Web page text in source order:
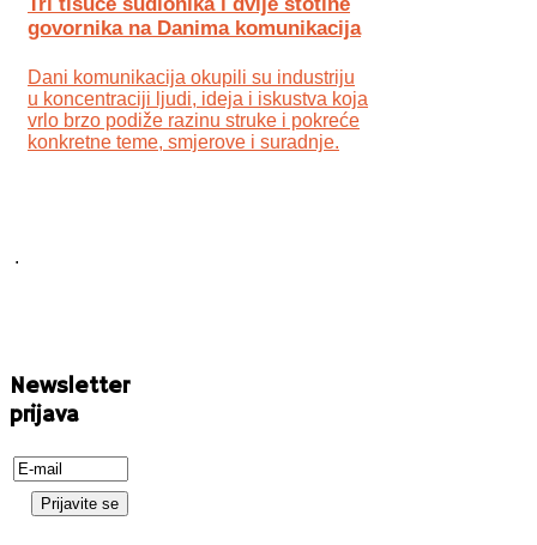
govornika na Danima komunikacija
Dani komunikacija okupili su industriju
u koncentraciji ljudi, ideja i iskustva koja
vrlo brzo podiže razinu struke i pokreće
konkretne teme, smjerove i suradnje.
.
Newsletter
prijava